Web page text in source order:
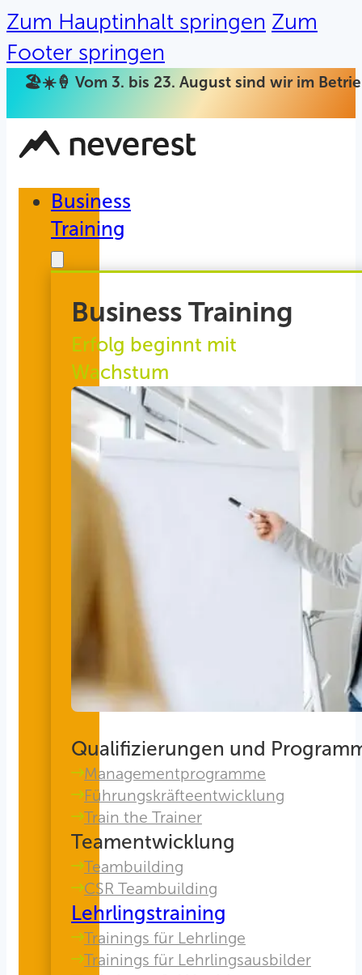
Zum Hauptinhalt springen Zum
Footer springen
🏖️☀️🍦 Vom 3. bis 23. August sind wir im
Business
Training
Business Training
Erfolg beginnt mit
Wachstum
Qualifizierungen und
Managementprogramme
Führungskräfteentwicklung
Train the Trainer
Teamentwicklung
Teambuilding
CSR Teambuilding
Lehrlingstraining
Trainings für Lehrlinge
Trainings für Lehrlingsausbilder